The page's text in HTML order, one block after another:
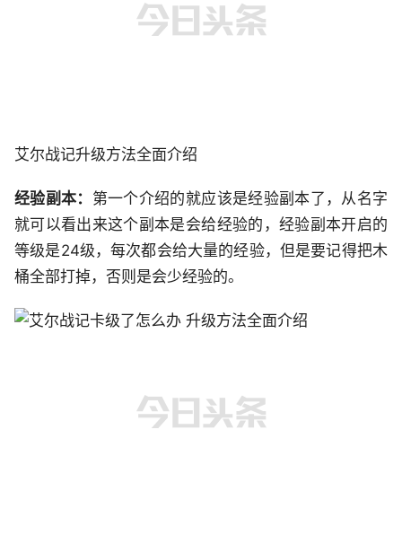
艾尔战记升级方法全面介绍
经验副本： 第一个介绍的就应该是经验副本了，从名字
就可以看出来这个副本是会给经验的，经验副本开启的
等级是24级，每次都会给大量的经验，但是要记得把木
桶全部打掉，否则是会少经验的。